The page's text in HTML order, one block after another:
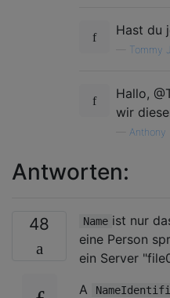
Hast du
Tommy
Hallo,
wir
Anthony
Antworten:
48 Name ist nur
eine Person
ein Server
A